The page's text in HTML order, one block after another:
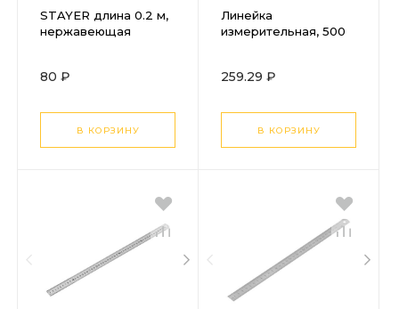
STAYER длина 0.2 м,
нержавеющая
80 ₽
В КОРЗИНУ
Линейка
измерительная, 500
259.29 ₽
В КОРЗИНУ